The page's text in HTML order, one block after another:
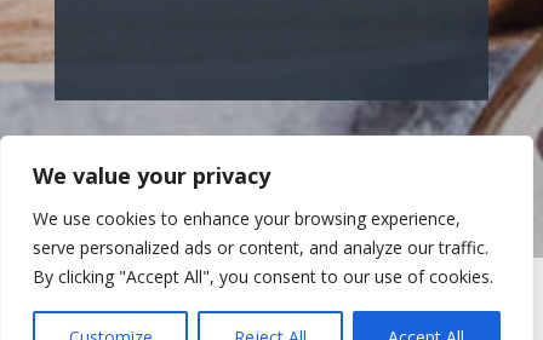
We value your privacy
We use cookies to enhance your browsing experience,
serve personalized ads or content, and analyze our traffic.
By clicking "Accept All", you consent to our use of cookies.
© Marco De Felice 2025 - All rights reserved. -